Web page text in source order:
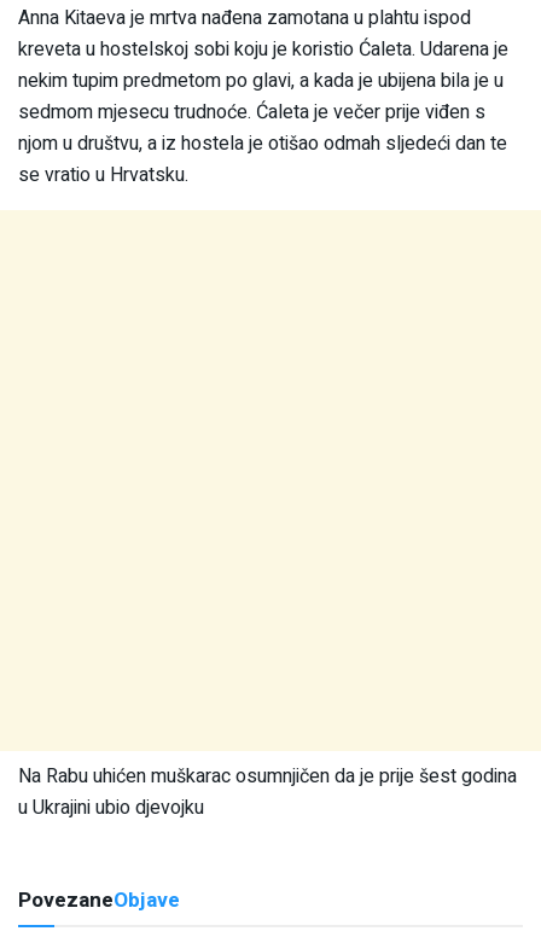
Anna Kitaeva je mrtva nađena zamotana u plahtu ispod
kreveta u hostelskoj sobi koju je koristio Ćaleta. Udarena je
nekim tupim predmetom po glavi, a kada je ubijena bila je u
sedmom mjesecu trudnoće. Ćaleta je večer prije viđen s
njom u društvu, a iz hostela je otišao odmah sljedeći dan te
se vratio u Hrvatsku.
Na Rabu uhićen muškarac osumnjičen da je prije šest godina
u Ukrajini ubio djevojku
PovezaneObjave